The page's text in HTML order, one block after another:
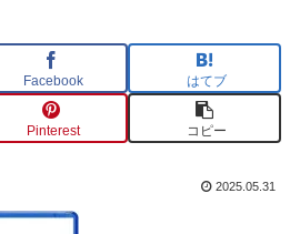
Facebook はてブ
Pinterest コピー
2025.05.31